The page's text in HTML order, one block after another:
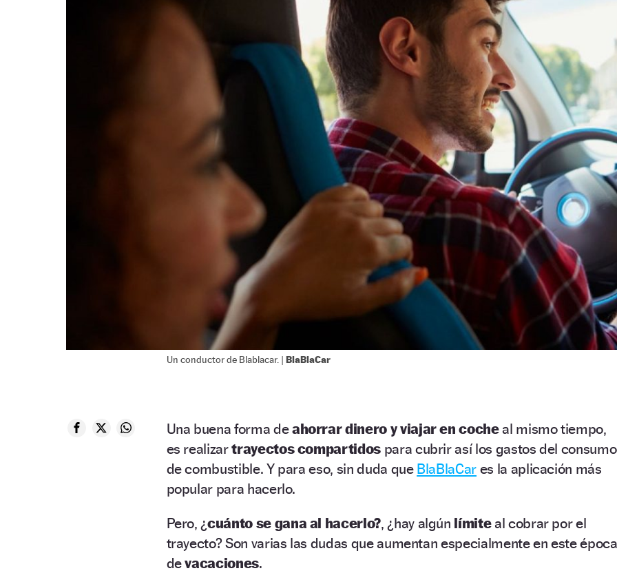
Un conductor de Blablacar. | BlaBlaCar
Una buena forma deahorrar dinero y viajar en cocheal mismo tiempo,
es realizartrayectos compartidospara cubrir así los gastos del consumo
de combustible. Y para eso, sin duda que BlaBlaCar es la aplicación más
popular para hacerlo.
Pero, ¿cuánto se gana al hacerlo?, ¿hay algún límiteal cobrar por el
trayecto? Son varias las dudas que aumentan especialmente en este época
devacaciones.